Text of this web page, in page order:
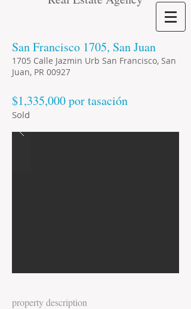
San Francisco 1705, San Juan
1705 Calle Jazmin Urb San Francisco, San
Juan, PR 00927
$1,335,000 por tasación
Sold
property description